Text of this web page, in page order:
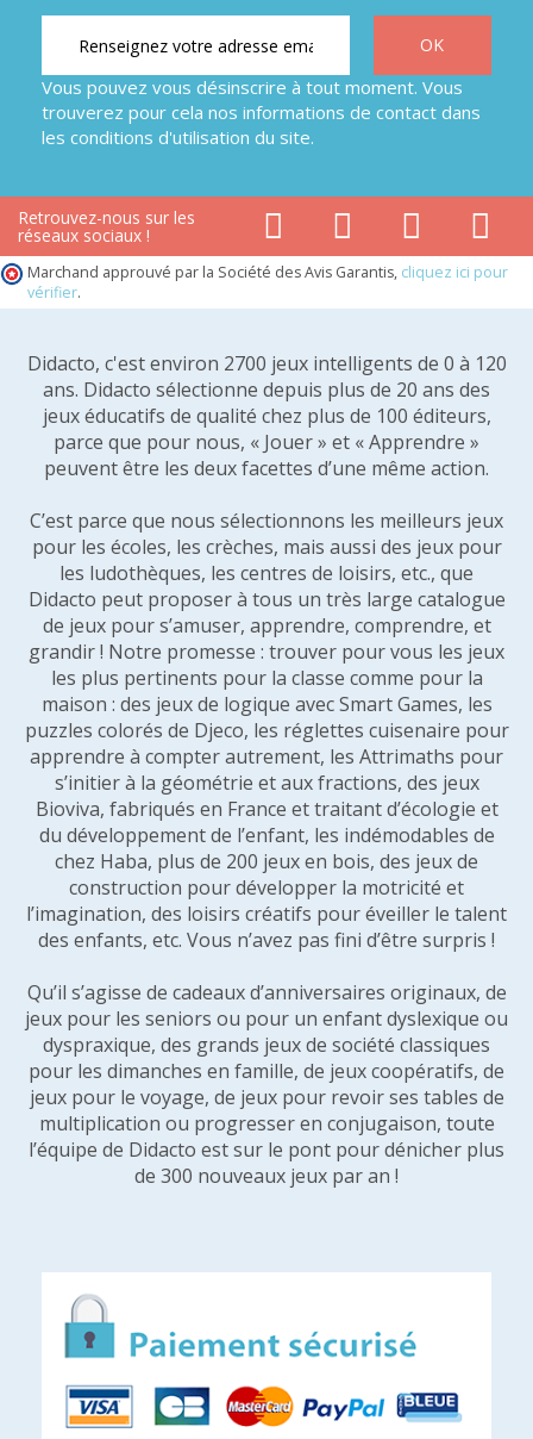
Vous pouvez vous désinscrire à tout moment. Vous
trouverez pour cela nos informations de contact dans
les conditions d'utilisation du site.
Retrouvez-nous sur les
réseaux sociaux !
Marchand approuvé par la Société des Avis Garantis, cliquez ici pour
vérifier.
Didacto, c'est environ 2700 jeux intelligents de 0 à 120
ans. Didacto sélectionne depuis plus de 20 ans des
jeux éducatifs de qualité chez plus de 100 éditeurs,
parce que pour nous, « Jouer » et « Apprendre »
peuvent être les deux facettes d’une même action.
C’est parce que nous sélectionnons les meilleurs jeux
pour les écoles, les crèches, mais aussi des jeux pour
les ludothèques, les centres de loisirs, etc., que
Didacto peut proposer à tous un très large catalogue
de jeux pour s’amuser, apprendre, comprendre, et
grandir ! Notre promesse : trouver pour vous les jeux
les plus pertinents pour la classe comme pour la
maison : des jeux de logique avec Smart Games, les
puzzles colorés de Djeco, les réglettes cuisenaire pour
apprendre à compter autrement, les Attrimaths pour
s’initier à la géométrie et aux fractions, des jeux
Bioviva, fabriqués en France et traitant d’écologie et
du développement de l’enfant, les indémodables de
chez Haba, plus de 200 jeux en bois, des jeux de
construction pour développer la motricité et
l’imagination, des loisirs créatifs pour éveiller le talent
des enfants, etc. Vous n’avez pas fini d’être surpris !
Qu’il s’agisse de cadeaux d’anniversaires originaux, de
jeux pour les seniors ou pour un enfant dyslexique ou
dyspraxique, des grands jeux de société classiques
pour les dimanches en famille, de jeux coopératifs, de
jeux pour le voyage, de jeux pour revoir ses tables de
multiplication ou progresser en conjugaison, toute
l’équipe de Didacto est sur le pont pour dénicher plus
de 300 nouveaux jeux par an !